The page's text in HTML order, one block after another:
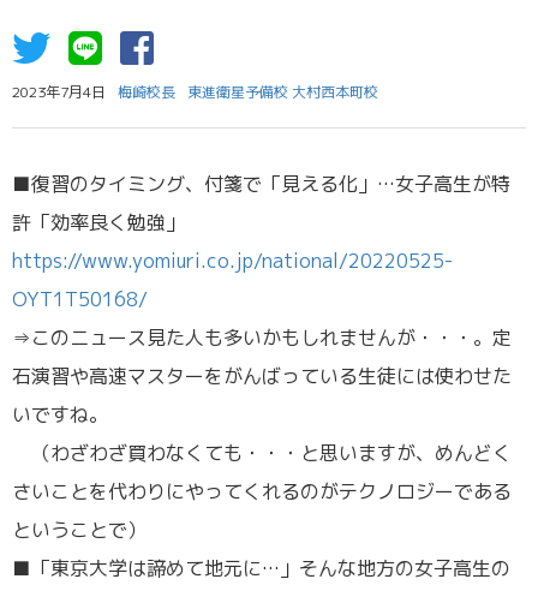
2023年7月4日 梅崎校長 東進衛星予備校 大村西本町校
■復習のタイミング、付箋で「見える化」…女子高生が特
許「効率良く勉強」
https://www.yomiuri.co.jp/national/20220525-
OYT1T50168/
⇒このニュース見た人も多いかもしれませんが・・・。定
石演習や高速マスターをがんばっている生徒には使わせた
いですね。
（わざわざ買わなくても・・・と思いますが、めんどく
さいことを代わりにやってくれるのがテクノロジーである
ということで）
■「東京大学は諦めて地元に…」そんな地方の女子高生の